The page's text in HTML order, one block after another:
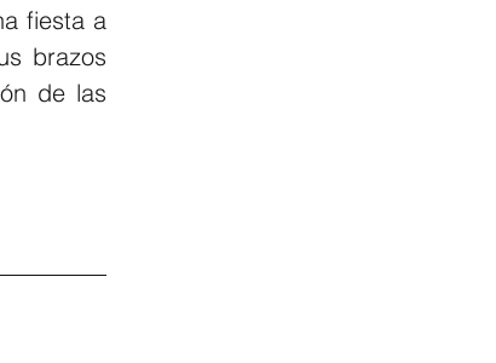
fiesta a
brazos
de las